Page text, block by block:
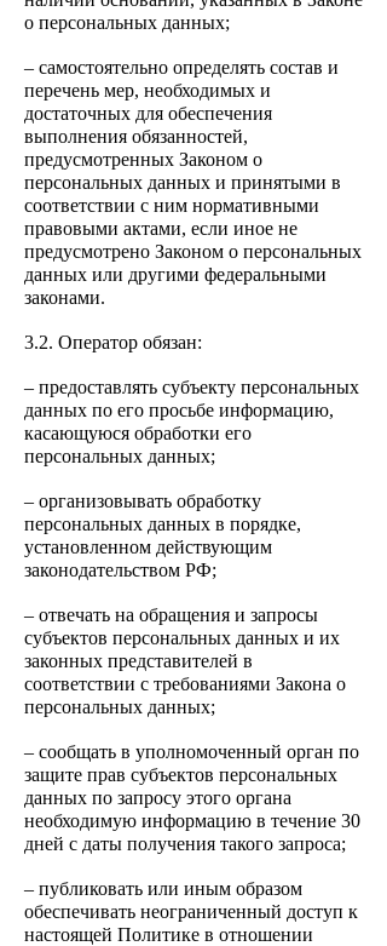
о персональных данных;
– самостоятельно определять состав и
перечень мер, необходимых и
достаточных для обеспечения
выполнения обязанностей,
предусмотренных Законом о
персональных данных и принятыми в
соответствии с ним нормативными
правовыми актами, если иное не
предусмотрено Законом о персональных
данных или другими федеральными
законами.
3.2. Оператор обязан:
– предоставлять субъекту персональных
данных по его просьбе информацию,
касающуюся обработки его
персональных данных;
– организовывать обработку
персональных данных в порядке,
установленном действующим
законодательством РФ;
– отвечать на обращения и запросы
субъектов персональных данных и их
законных представителей в
соответствии с требованиями Закона о
персональных данных;
– сообщать в уполномоченный орган по
защите прав субъектов персональных
данных по запросу этого органа
необходимую информацию в течение 30
дней с даты получения такого запроса;
– публиковать или иным образом
обеспечивать неограниченный доступ к
настоящей Политике в отношении